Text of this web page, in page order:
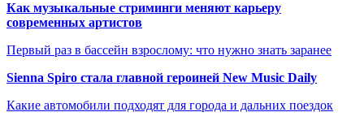
Как музыкальные стриминги меняют карьеру
современных артистов
Первый раз в бассейн взрослому: что нужно знать заранее
Sienna Spiro стала главной героиней New Music Daily
Какие автомобили подходят для города и дальних поездок